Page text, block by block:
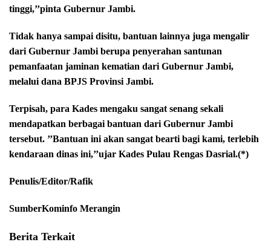
tinggi,’’pinta Gubernur Jambi.
Tidak hanya sampai disitu, bantuan lainnya juga mengalir
dari Gubernur Jambi berupa penyerahan santunan
pemanfaatan jaminan kematian dari Gubernur Jambi,
melalui dana BPJS Provinsi Jambi.
Terpisah, para Kades mengaku sangat senang sekali
mendapatkan berbagai bantuan dari Gubernur Jambi
tersebut. ’’Bantuan ini akan sangat bearti bagi kami, terlebih
kendaraan dinas ini,’’ujar Kades Pulau Rengas Dasrial.(*)
Penulis/Editor/Rafik
SumberKominfo Merangin
Berita Terkait